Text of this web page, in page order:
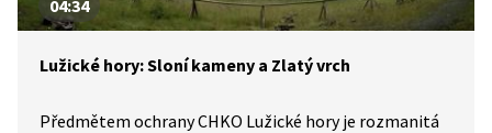
04:34
Lužické hory: Sloní kameny a Zlatý vrch
Předmětem ochrany CHKO Lužické hory je rozmanitá